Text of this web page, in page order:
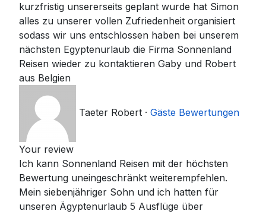
kurzfristig unsererseits geplant wurde hat Simon
alles zu unserer vollen Zufriedenheit organisiert
sodass wir uns entschlossen haben bei unserem
nächsten Egyptenurlaub die Firma Sonnenland
Reisen wieder zu kontaktieren Gaby und Robert
aus Belgien
Taeter Robert · Gäste Bewertungen
Your review
Ich kann Sonnenland Reisen mit der höchsten
Bewertung uneingeschränkt weiterempfehlen.
Mein siebenjähriger Sohn und ich hatten für
unseren Ägyptenurlaub 5 Ausflüge über